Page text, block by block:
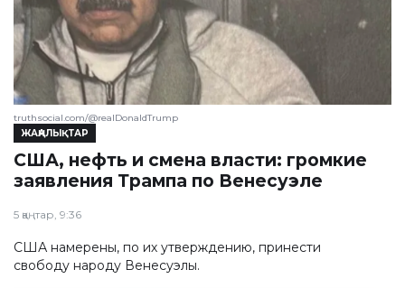
ЖАҢАЛЫҚТАР
США, нефть и смена власти: громкие
заявления Трампа по Венесуэле
5 қаңтар, 9:36
США намерены, по их утверждению, принести
свободу народу Венесуэлы.
truthsocial.com/@realDonaldTrump